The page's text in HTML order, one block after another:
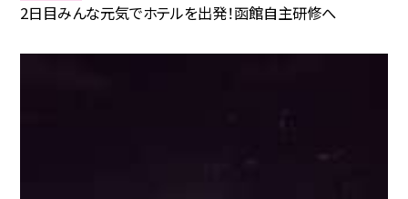
2日目みんな元気でホテルを出発！函館自主研修へ